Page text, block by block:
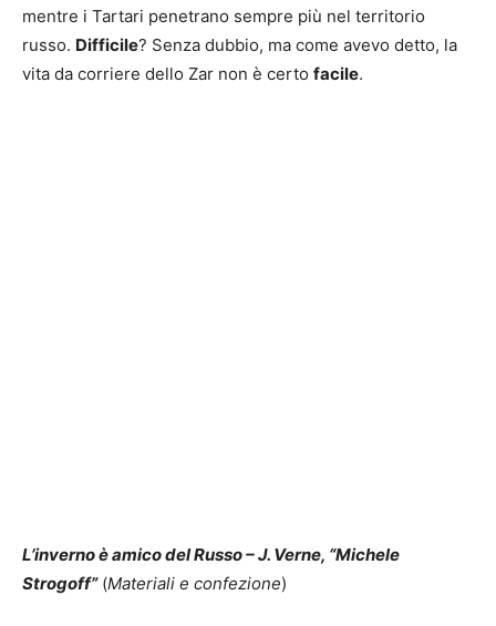
mentre i Tartari penetrano sempre più nel territorio
russo. Difficile? Senza dubbio, ma come avevo detto, la
vita da corriere dello Zar non è certo facile.
L’inverno è amico del Russo– J. Verne, “Michele
Strogoff”(Materiali e confezione)